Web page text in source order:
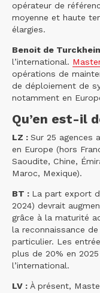
opérateur de
moyenne et haute
élargies.
Benoit de
l’international.
opérations de
de déploiement de
notamment en
Qu’en est-il
LZ : Sur 25 agences
en Europe (hors
Saoudite, Chine,
Maroc, Mexique).
BT : La part export
2024) devrait
grâce à la maturité
la reconnaissance
particulier. Les
plus de 20% en
l’international.
LV : À présent,